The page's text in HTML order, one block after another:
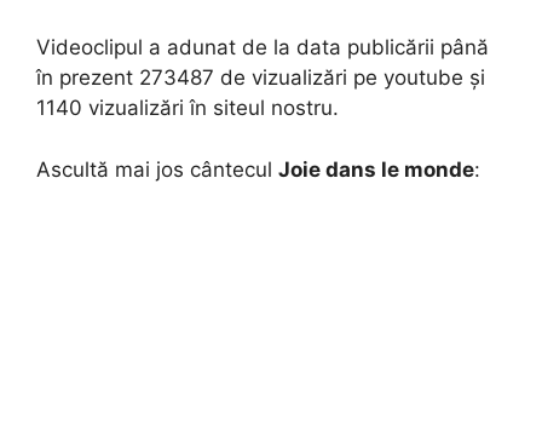
Videoclipul a adunat de la data publicării până
în prezent 273487 de vizualizări pe youtube și
1140 vizualizări în siteul nostru.
Ascultă mai jos cântecul Joie dans le monde: